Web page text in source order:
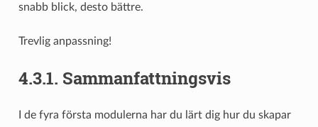
snabb blick, desto bättre.
Trevlig anpassning!
4.3.1. Sammanfattningsvis
I de fyra första modulerna har du lärt dig hur du skapar